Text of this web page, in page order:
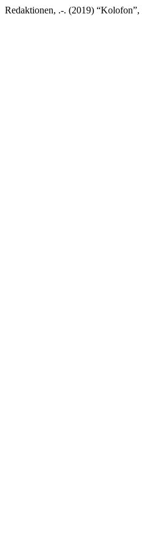
Redaktionen, .-. (2019) “Kolofon”,